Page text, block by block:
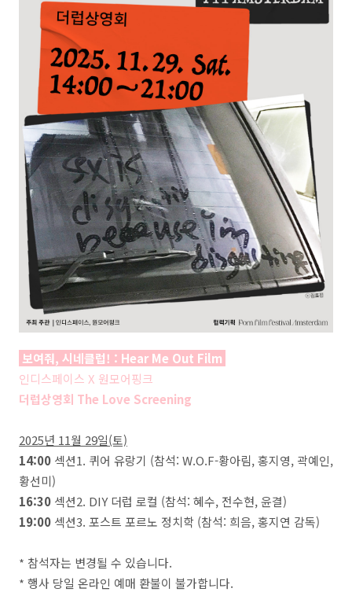
보여줘, 시네클럽! : Hear Me Out Film
인디스페이스 X 원모어핑크
더럽상영회 The Love Screening
2025년 11월 29일(토)
14:00 섹션1. 퀴어 유랑기 (참석: W.O.F-황아림, 홍지영, 곽예인,
황선미)
16:30 섹션2. DIY 더럽 로컬 (참석: 혜수, 전수현, 윤결)
19:00 섹션3. 포스트 포르노 정치학 (참석: 희음, 홍지연 감독)
* 참석자는 변경될 수 있습니다.
* 행사 당일 온라인 예매 환불이 불가합니다.